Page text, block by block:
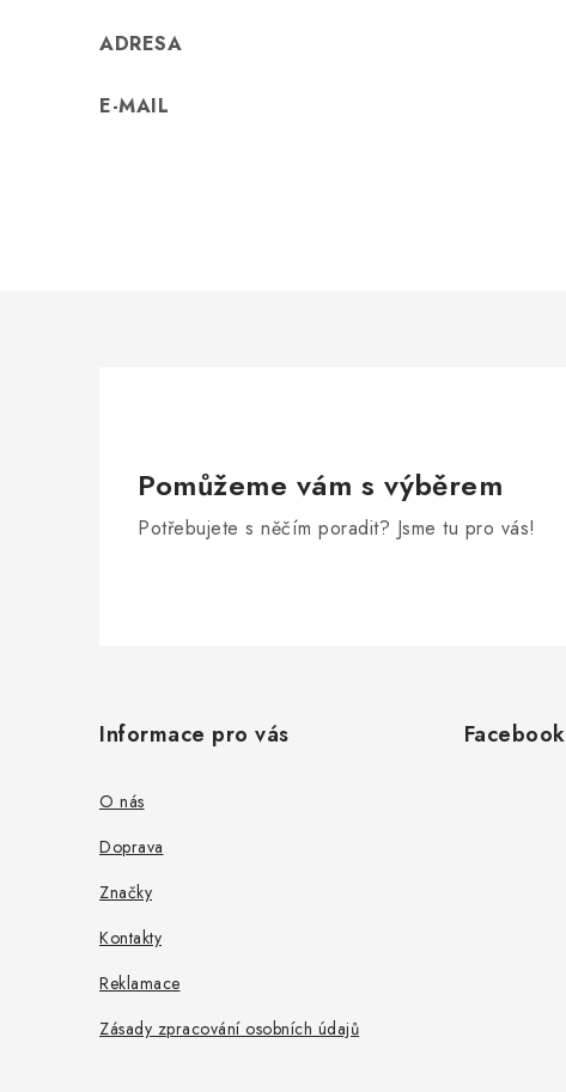
ADRESA
E-MAIL
Pomůžeme vám s výběrem
Potřebujete s něčím poradit? Jsme tu pro vás!
Informace pro vás
O nás
Doprava
Značky
Kontakty
Reklamace
Zásady zpracování osobních údajů
Facebook